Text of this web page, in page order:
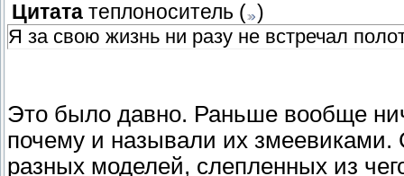
Цитата теплоноситель ( )
Я за свою жизнь ни разу не встречал
Это было давно. Раньше вообще
почему и называли их змеевиками.
разных моделей, слепленных из